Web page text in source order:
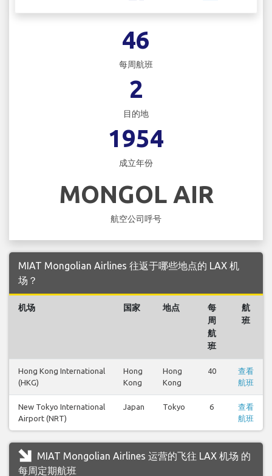
46
每周航班
2
目的地
1954
成立年份
MONGOL AIR
航空公司呼号
MIAT Mongolian Airlines 往返于哪些地点的 LAX 机
场？
机场 国家 地点
每
周
航
班
航
班
Hong Kong International
(HKG)
Hong
Kong
Hong
Kong
40
查看
航班
New Tokyo International
Airport (NRT)
Japan Tokyo 6
查看
航班
MIAT Mongolian Airlines 运营的飞往 LAX 机场 的
每周定期航班